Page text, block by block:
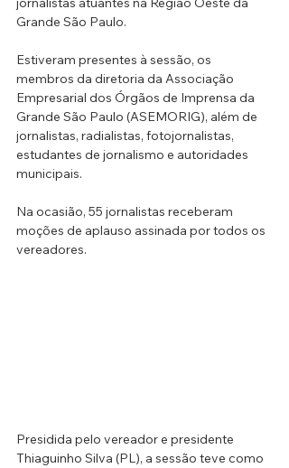
Grande São Paulo.
Estiveram presentes à sessão, os
membros da diretoria da Associação
Empresarial dos Órgãos de Imprensa da
Grande São Paulo (ASEMORIG), além de
jornalistas, radialistas, fotojornalistas,
estudantes de jornalismo e autoridades
municipais.
Na ocasião, 55 jornalistas receberam
moções de aplauso assinada por todos os
vereadores.
Presidida pelo vereador e presidente
Thiaguinho Silva (PL), a sessão teve como